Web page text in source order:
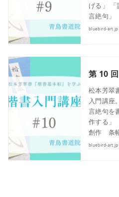
げる」
言絶句」
bluebird-art.jp
第 10
松本芳翠
入門講座
言絶句を
作する」
創作 条
bluebird-art.jp